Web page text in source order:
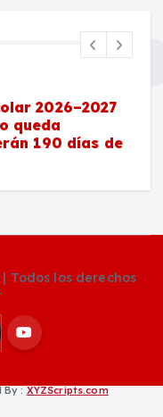
2026–2027
queda
190 días de
Todos los derechos
By :XYZScripts.com